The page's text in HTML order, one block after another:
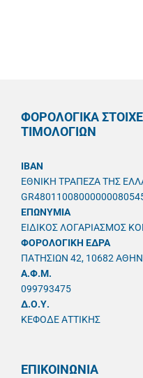
ΦΟΡΟΛΟΓΙΚΑ
ΤΙΜΟΛΟΓΙΩΝ
IBAN
ΕΘΝΙΚΗ ΤΡΑΠΕΖΑ ΤΗΣ
ΕΠΩΝΥΜΙΑ
ΕΙΔΙΚΟΣ ΛΟΓΑΡΙΑΣΜΟΣ
ΦΟΡΟΛΟΓΙΚΗ ΕΔΡΑ
ΠΑΤΗΣΙΩΝ 42, 10682
A.Φ.Μ.
099793475
Δ.Ο.Υ.
ΚΕΦΟΔΕ ΑΤΤΙΚΗΣ
ΕΠΙΚΟΙΝΩΝΙΑ